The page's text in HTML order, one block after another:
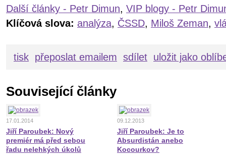
Další články - Petr Dimun, VIP blogy - Petr
Klíčová slova: analýza, ČSSD, Miloš Zeman,
tisk přeposlat emailem sdílet uložit jako
Související články
17.01.2014
Jiří Paroubek: Nový
premiér má před sebou
řadu nelehkých úkolů
09.12.2013
Jiří Paroubek: Je to
Absurdistán anebo
Kocourkov?